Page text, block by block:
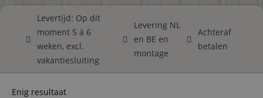
Levertijd: Op dit
moment 5 á 6
weken, excl.
vakantiesluiting
Levering NL
en BE en
montage
Achteraf
betalen
Enig resultaat